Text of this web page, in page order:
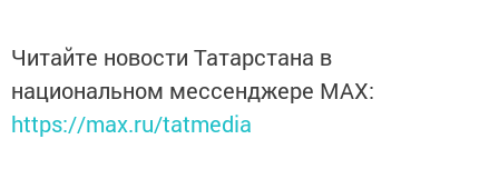
Читайте новости Татарстана в
национальном мессенджере MАХ:
https://max.ru/tatmedia